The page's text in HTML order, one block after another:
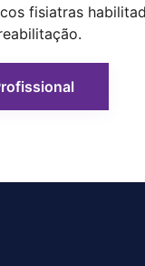
fisiatras